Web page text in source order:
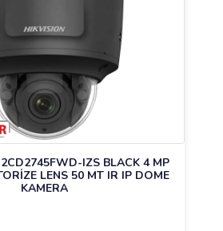
IZS BLACK 4 MP
LENS 50 MT IR IP DOME
KAMERA